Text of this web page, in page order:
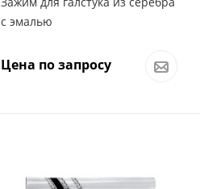
с эмалью
Цена по запросу